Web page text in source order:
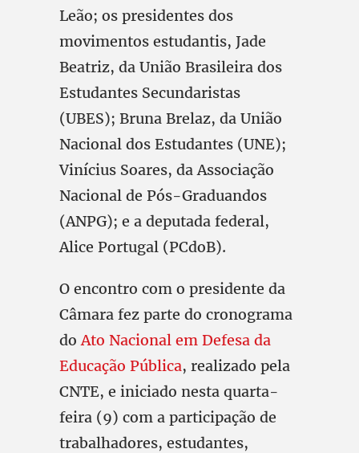
Leão; os presidentes dos
movimentos estudantis, Jade
Beatriz, da União Brasileira dos
Estudantes Secundaristas
(UBES); Bruna Brelaz, da União
Nacional dos Estudantes (UNE);
Vinícius Soares, da Associação
Nacional de Pós-Graduandos
(ANPG); e a deputada federal,
Alice Portugal (PCdoB).
O encontro com o presidente da
Câmara fez parte do cronograma
doAto Nacional em Defesa da
Educação Pública, realizado pela
CNTE, e iniciado nesta quarta-
feira (9) com a participação de
trabalhadores, estudantes,